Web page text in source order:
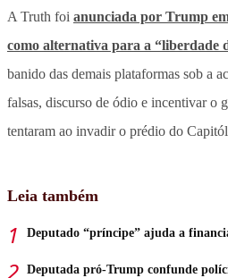
A Truth foi anunciada por Trump
como alternativa para a “liberdade
banido das demais plataformas sob a
falsas, discurso de ódio e incentivar o
tentaram ao invadir o prédio do
Leia também
Deputado “príncipe” ajuda a
Deputada pró-Trump confunde